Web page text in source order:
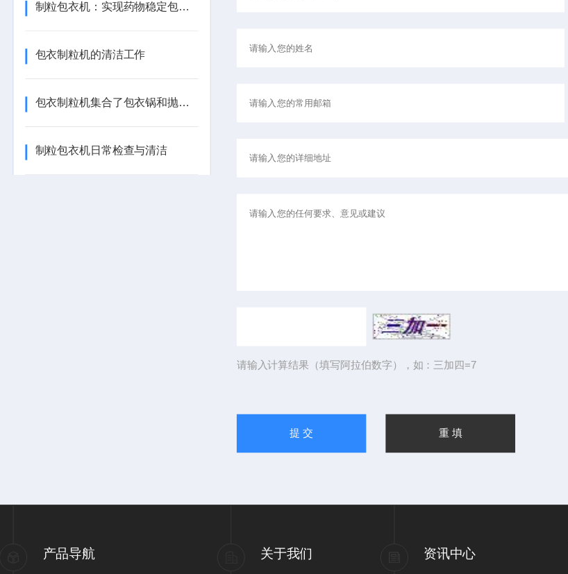
制粒包衣机：实现药物稳定包衣的秘诀
包衣制粒机的清洁工作
包衣制粒机集合了包衣锅和抛丸机的性能
制粒包衣机日常检查与清洁
请输入计算结果（填写阿拉伯数字），如：三加四=7
产品导航 关于我们 资讯中心